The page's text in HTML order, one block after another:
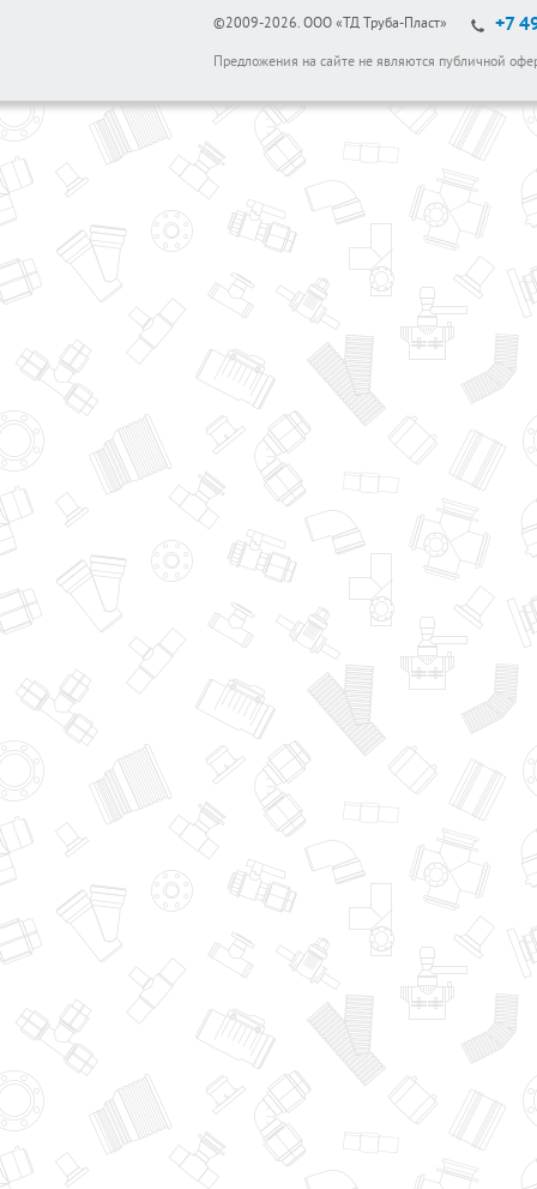
©2009-2026. ООО «ТД Труба-Пласт» +7
Предложения на сайте не являются публичной